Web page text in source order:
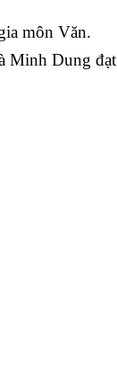
môn Văn.
Minh Dung đạt